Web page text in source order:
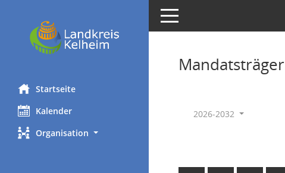
Startseite
Kalender
Organisation
Toggle navigation
Mandatsträger
2026-2032